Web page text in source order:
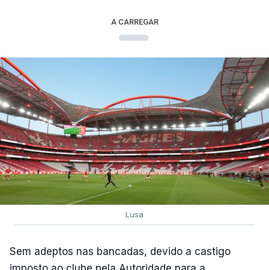
A CARREGAR
Lusa
Sem adeptos nas bancadas, devido a castigo